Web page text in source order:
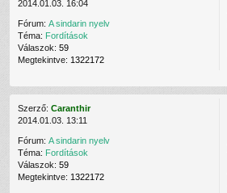
2014.01.03. 16:04
Fórum: A sindarin nyelv
Téma: Fordítások
Válaszok: 59
Megtekintve: 1322172
Szerző: Caranthir
2014.01.03. 13:11
Fórum: A sindarin nyelv
Téma: Fordítások
Válaszok: 59
Megtekintve: 1322172